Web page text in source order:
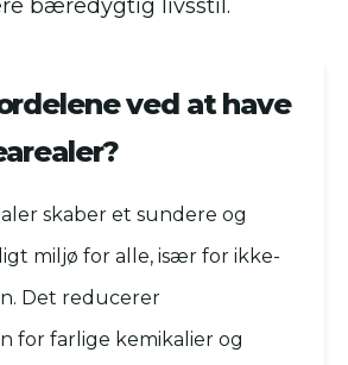
bæredygtig livsstil.
ved at have
skaber et sundere og
miljø for alle, især for ikke-
Det reducerer
for farlige kemikalier og